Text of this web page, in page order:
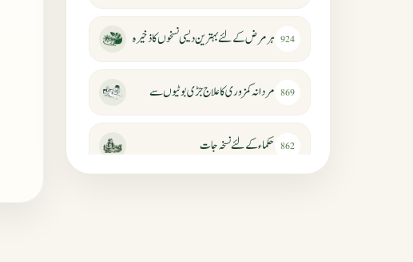
924 ہر مرض کے لئے بہترین دیسی نسخوں کا ذخیرہ
869 مردانہ کمزوری کا علاج جڑی بوٹیوں سے
862 حکماء کےلئے نسخہ جات